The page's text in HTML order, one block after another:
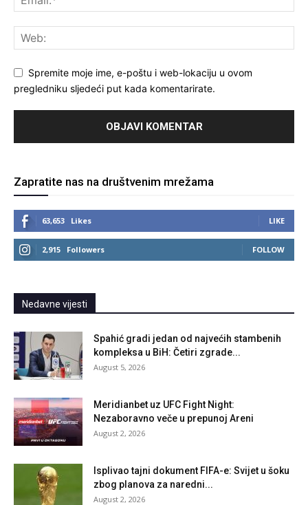
Spremite moje ime, e-poštu i web-lokaciju u ovom
pregledniku sljedeći put kada komentarirate.
Zapratite nas na društvenim mrežama
63,653 Likes LIKE
2,915 Followers FOLLOW
Nedavne vijesti
Spahić gradi jedan od najvećih stambenih
kompleksa u BiH: Četiri zgrade...
August 5, 2026
Meridianbet uz UFC Fight Night:
Nezaboravno veče u prepunoj Areni
August 2, 2026
Isplivao tajni dokument FIFA-e: Svijet u šoku
zbog planova za naredni...
August 2, 2026